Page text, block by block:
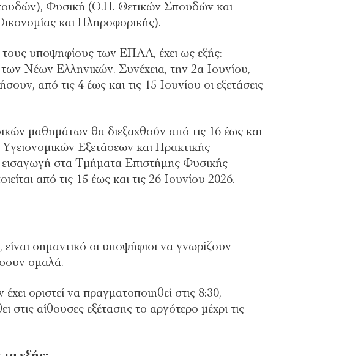
Φυσική (Ο.Π. Θετικών Σπουδών και
και Πληροφορικής).
υποψηφίους των ΕΠΑΛ, έχει ως εξής:
Νέων Ελληνικών. Συνέχεια, την 2α Ιουνίου,
από τις 4 έως και τις 15 Ιουνίου οι εξετάσεις
μαθημάτων θα διεξαχθούν από τις 16 έως και
Εξετάσεων και Πρακτικής
στα Τμήματα Επιστήμης Φυσικής
από τις 15 έως και τις 26 Ιουνίου 2026.
σημαντικό οι υποψήφιοι να γνωρίζουν
ομαλά.
οριστεί να πραγματοποιηθεί στις 8:30,
αίθουσες εξέτασης το αργότερο μέχρι τις